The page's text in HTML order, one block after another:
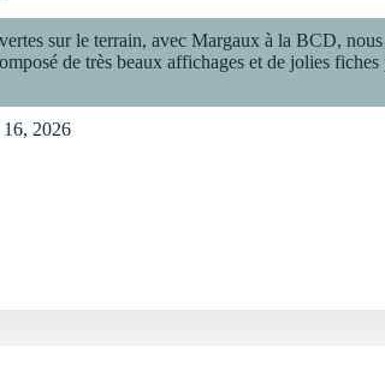
sur le terrain, avec Margaux à la BCD,
de très beaux affichages et de jolies
2026